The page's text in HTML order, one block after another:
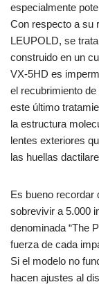
especialmente
Con respecto a su
LEUPOLD, se
construido en un
VX-5HD es
el recubrimiento
este último
la estructura
lentes exteriores
las huellas
Es bueno recordar
sobrevivir a 5.000
denominada “The
fuerza de cada
Si el modelo no
hacen ajustes al